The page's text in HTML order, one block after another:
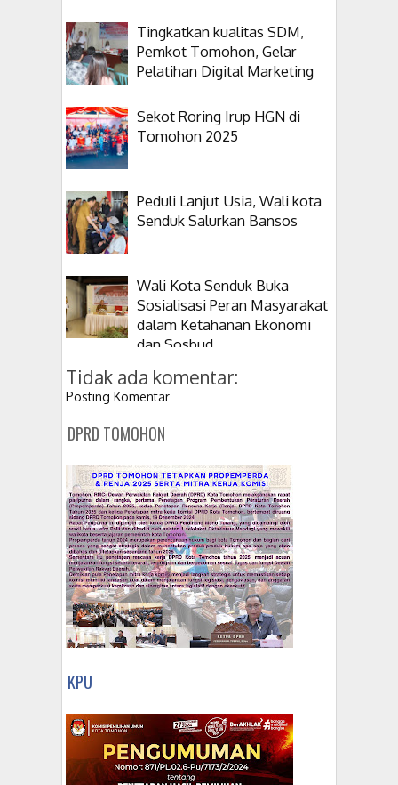
Tingkatkan kualitas SDM,
Pemkot Tomohon, Gelar
Pelatihan Digital Marketing
Sekot Roring Irup HGN di
Tomohon 2025
Peduli Lanjut Usia, Wali kota
Senduk Salurkan Bansos
Wali Kota Senduk Buka
Sosialisasi Peran Masyarakat
dalam Ketahanan Ekonomi
dan Sosbud
Tidak ada komentar:
Posting Komentar
DPRD TOMOHON
KPU